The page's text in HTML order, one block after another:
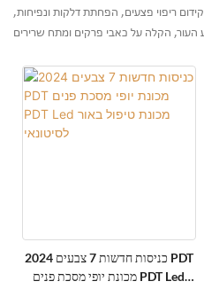
ריפוי פצעים, הפחתת דלקות ונפיחות,
2024 כניסות חדשות 7 צבעים PDT
מכונת יופי מסכת פנים PDT Led